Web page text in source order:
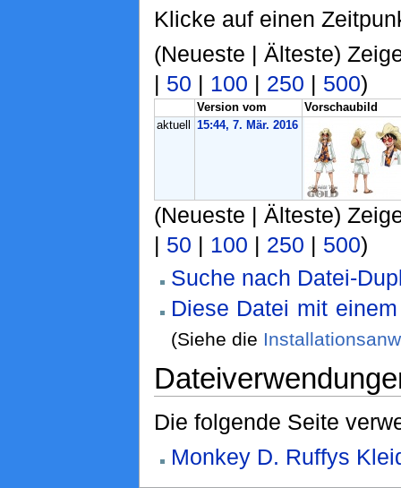
Klicke auf einen
(Neueste | Älteste)
| 50 | 100 | 250 | 500)
Version vom
Vorschaubild
aktuell
15:44, 7. Mär. 2016
(Neueste | Älteste)
| 50 | 100 | 250 | 500)
Suche nach Datei-
Diese Datei mit
(Siehe die
Die folgende Seite
Monkey D. Ruffys